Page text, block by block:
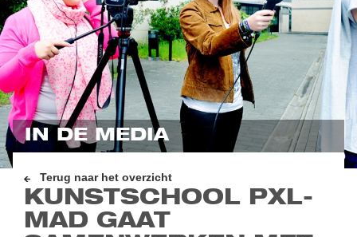
IN DE MEDIA
Terug naar het overzicht
KUNSTSCHOOL PXL-
MAD GAAT